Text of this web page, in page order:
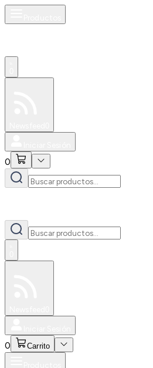
0
0 Carrito